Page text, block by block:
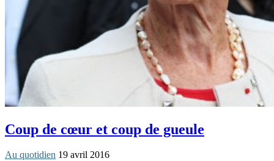
Coup de cœur et coup de gueule
Au quotidien 19 avril 2016